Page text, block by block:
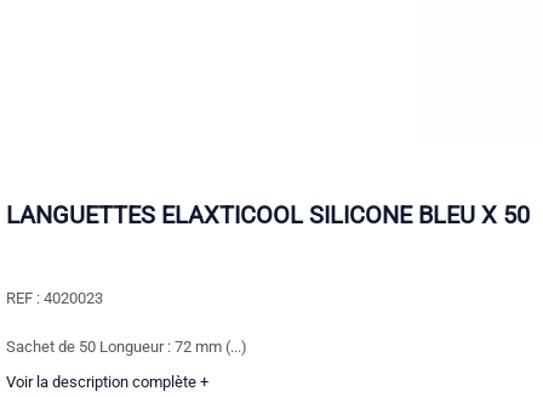
LANGUETTES ELAXTICOOL SILICONE BLEU X 50
REF : 4020023
Sachet de 50 Longueur : 72 mm (...)
Voir la description complète +